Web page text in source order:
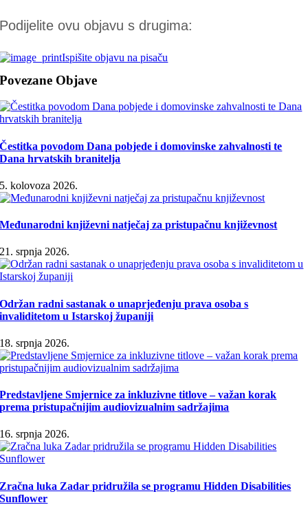
Podijelite ovu objavu s drugima:
Ispišite objavu na pisaču
Povezane Objave
Čestitka povodom Dana pobjede i domovinske zahvalnosti te
Dana hrvatskih branitelja
5. kolovoza 2026.
Međunarodni književni natječaj za pristupačnu književnost
21. srpnja 2026.
Održan radni sastanak o unaprjeđenju prava osoba s
invaliditetom u Istarskoj županiji
18. srpnja 2026.
Predstavljene Smjernice za inkluzivne titlove – važan korak
prema pristupačnijim audiovizualnim sadržajima
16. srpnja 2026.
Zračna luka Zadar pridružila se programu Hidden Disabilities
Sunflower